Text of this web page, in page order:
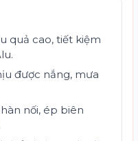
quả cao, tiết kiệm
được nắng, mưa
nối, ép biên